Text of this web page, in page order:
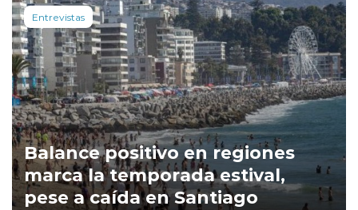
Entrevistas
Balance positivo en regiones
marca la temporada estival,
pese a caída en Santiago